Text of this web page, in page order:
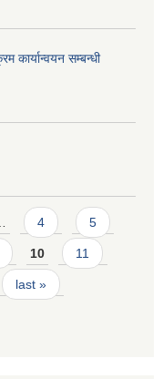
कार्यान्वयन सम्बन्धी
4 5
10 11
last »